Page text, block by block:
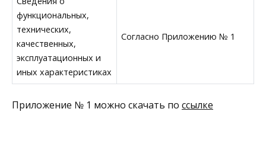
функциональных,
технических,
качественных,
эксплуатационных и
иных характеристиках
Согласно Приложению № 1
Приложение № 1 можно скачать по ссылке